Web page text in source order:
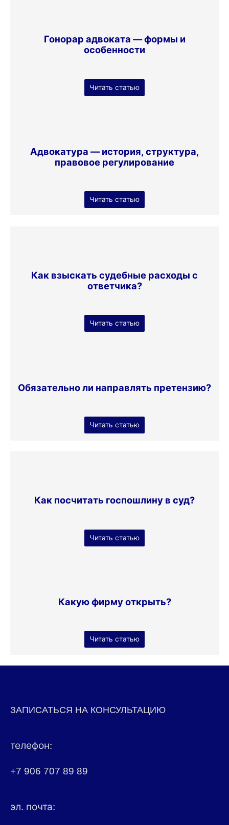
Гонорар адвоката — формы и
особенности
Читать статью
Адвокатура — история, структура,
правовое регулирование
Читать статью
Как взыскать судебные расходы с
ответчика?
Читать статью
Обязательно ли направлять претензию?
Читать статью
Как посчитать госпошлину в суд?
Читать статью
Какую фирму открыть?
Читать статью
ЗАПИСАТЬСЯ НА КОНСУЛЬТАЦИЮ
телефон:
+7 906 707 89 89
эл. почта: